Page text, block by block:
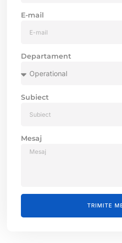
E-mail
Departament
Subiect
Mesaj
TRIMITE